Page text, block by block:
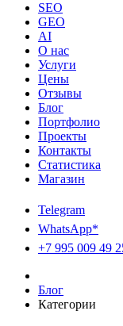
SEO
GEO
AI
О нас
Услуги
Цены
Отзывы
Блог
Портфолио
Проекты
Контакты
Статистика
Магазин
Telegram
WhatsApp*
+7 995 009 49
Блог
Категории